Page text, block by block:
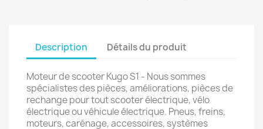
Description Détails du produit
Moteur de scooter Kugo S1 - Nous sommes
spécialistes des pièces, améliorations, pièces de
rechange pour tout scooter électrique, vélo
électrique ou véhicule électrique. Pneus, freins,
moteurs, carénage, accessoires, systèmes